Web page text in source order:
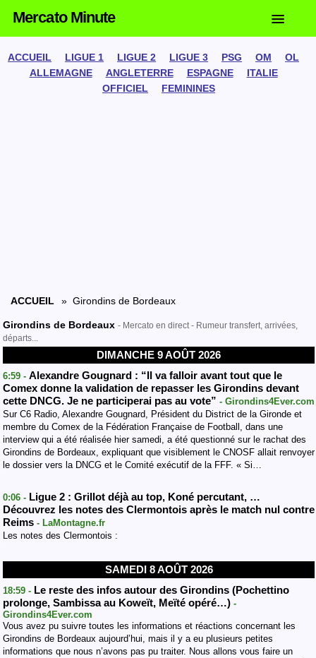
Mercato Minute
ACCUEIL LIGUE 1 LIGUE 2 LIGUE 3 PSG OM
OL
ALLEMAGNE
ANGLETERRE ESPAGNE
ITALIE
OFFICIEL
FEMININES
ACCUEIL » Girondins de Bordeaux
Girondins de Bordeaux - Mercato en direct - Rumeur transfert, arrivées,
départs...
DIMANCHE 9 AOÛT 2026
6:59 - Alexandre Gougnard : “Il va falloir avant tout que le
Comex donne la validation de repasser les Girondins devant
cette DNCG. Je ne participerai pas au vote” - Girondins4Ever.com
Sur C6 Radio, Alexandre Gougnard, Président du District de la Gironde et
membre du Comex de la Fédération Française de Football, dans une
interview qui a été réalisée hier samedi, a été questionné sur le rachat des
Girondins de Bordeaux, expliquant que visiblement le CNOSF allait renvoyer
le dossier vers la DNCG et le Comité exécutif de la FFF. « Si…
0:06 - Ligue 2 : Grillot déjà au top, Koné percutant, …
Découvrez les notes des Clermontois après le match nul contre
Reims - LaMontagne.fr
Les notes des Clermontois :
SAMEDI 8 AOÛT 2026
18:59 - Le reste des infos autour des Girondins (Pochettino
prolonge, Sambissa au Koweït, Meïté opéré…) -
Girondins4Ever.com
Vous avez pu suivre toutes les informations et réactions concernant les
Girondins de Bordeaux aujourd’hui, mais il y a eu plusieurs petites
informations que nous n’avons pas pu traiter. Nous allons vous faire un